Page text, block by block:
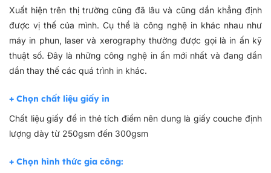
Xuất hiện trên thị trường cũng đã lâu và cũng dần khẳng định
được vị thế của mình. Cụ thể là công nghệ in khác nhau như
máy in phun, laser và xerography thường được gọi là in ấn kỹ
thuật số. Đây là những công nghệ in ấn mới nhất và đang dần
dần thay thế các quá trình in khác.
+ Chọn chất liệu giấy in
Chất liệu giấy để in thẻ tích điểm nên dung là giấy couche định
lượng dày từ 250gsm đến 300gsm
+ Chọn hình thức gia công: